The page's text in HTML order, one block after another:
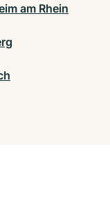
am Rhein